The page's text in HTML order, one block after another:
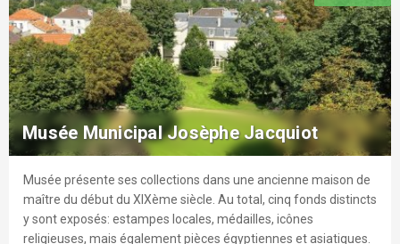
Golf d'Etiolles
Situé au cœur de la forêt de Sénart, en Essonne, le golf de
l'Etiolles Country Club propose un parcours de 18 trous signé
par l’architecte Michel GAYON.
explore2.8 km
Musée Municipal Josèphe Jacquiot
Musée présente ses collections dans une ancienne maison de
maître du début du XIXème siècle. Au total, cinq fonds distincts
y sont exposés: estampes locales, médailles, icônes
religieuses, mais également pièces égyptiennes et asiatiques.